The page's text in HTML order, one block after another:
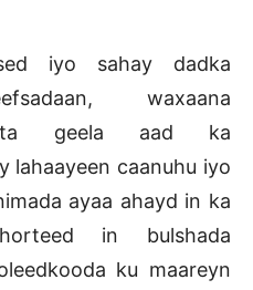
iyo sahay dadka
waxaana
geela aad ka
lahaayeen caanuhu iyo
ayaa ahayd in ka
in bulshada
ku maareyn